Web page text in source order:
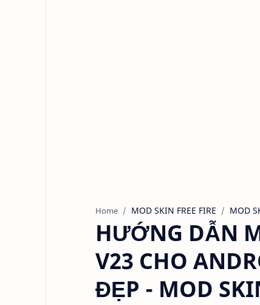
Home MOD SKIN FREE FIRE MOD
HƯỚNG DẪN
V23 CHO
ĐẸP - MOD